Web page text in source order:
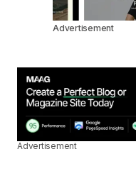
Advertisement
Advertisement